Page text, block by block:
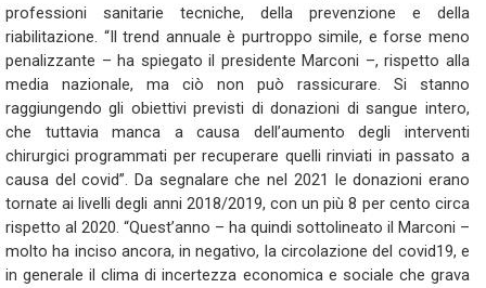
professioni sanitarie tecniche, della prevenzione e della
riabilitazione. “Il trend annuale è purtroppo simile, e forse meno
penalizzante – ha spiegato il presidente Marconi –, rispetto alla
media nazionale, ma ciò non può rassicurare. Si stanno
raggiungendo gli obiettivi previsti di donazioni di sangue intero,
che tuttavia manca a causa dell’aumento degli interventi
chirurgici programmati per recuperare quelli rinviati in passato a
causa del covid”. Da segnalare che nel 2021 le donazioni erano
tornate ai livelli degli anni 2018/2019, con un più 8 per cento circa
rispetto al 2020. “Quest’anno – ha quindi sottolineato il Marconi –
molto ha inciso ancora, in negativo, la circolazione del covid19, e
in generale il clima di incertezza economica e sociale che grava